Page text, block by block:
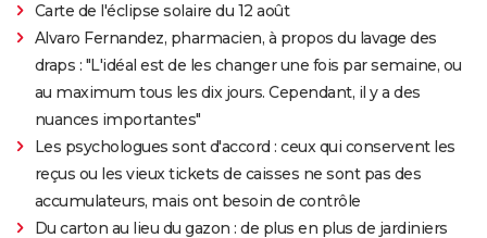
Carte de l'éclipse solaire du 12 août
Alvaro Fernandez, pharmacien, à propos du lavage des
draps : "L'idéal est de les changer une fois par semaine, ou
au maximum tous les dix jours. Cependant, il y a des
nuances importantes"
Les psychologues sont d'accord : ceux qui conservent les
reçus ou les vieux tickets de caisses ne sont pas des
accumulateurs, mais ont besoin de contrôle
Du carton au lieu du gazon : de plus en plus de jardiniers